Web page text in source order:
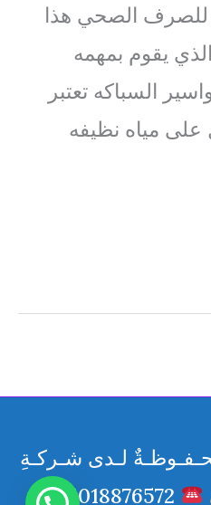
للصرف الصحي هذا
يقوم بمهمه
السباكه تعتبر
مياه نظيفه
لـدى شـركـةِ